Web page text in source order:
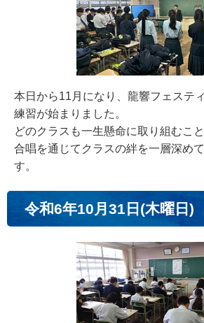
本日から11月になり、龍響フェステ
練習が始まりました。
どのクラスも一生懸命に取り組むこ
合唱を通じてクラスの絆を一層深め
す。
令和6年10月31日(木曜日)